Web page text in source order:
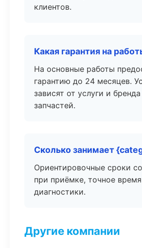
клиентов.
Какая гарантия на
На основные работы
гарантию до 24 месяцев.
зависят от услуги и бренда
запчастей.
Сколько занимает
Ориентировочные сроки
при приёмке, точное
диагностики.
Другие компании